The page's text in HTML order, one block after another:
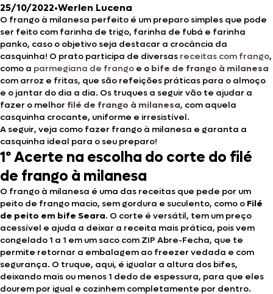
25/10/2022•Werlen Lucena
O frango à milanesa perfeito é um preparo simples que pode
ser feito com farinha de trigo, farinha de fubá e farinha
panko, caso o objetivo seja destacar a crocância da
casquinha! O prato participa de diversas receitas com frango,
como a parmegiana de frango e o bife de frango à milanesa
com arroz e fritas, que são refeições práticas para o almoço
e o jantar do dia a dia. Os truques a seguir vão te ajudar a
fazer o melhor filé de frango à milanesa, com aquela
casquinha crocante, uniforme e irresistível.
A seguir, veja como fazer frango à milanesa e garanta a
casquinha ideal para o seu preparo!
1º Acerte na escolha do corte do filé
de frango à milanesa
O frango à milanesa é uma das receitas que pede por um
peito de frango macio, sem gordura e suculento, como o Filé
de peito em bife Seara. O corte é versátil, tem um preço
acessível e ajuda a deixar a receita mais prática, pois vem
congelado 1 a 1 em um saco com ZIP Abre-Fecha, que te
permite retornar a embalagem ao freezer vedada e com
segurança. O truque, aqui, é igualar a altura dos bifes,
deixando mais ou menos 1 dedo de espessura, para que eles
dourem por igual e cozinhem completamente por dentro.